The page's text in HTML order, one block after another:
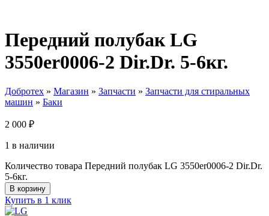
Передний полубак LG
3550er0006-2 Dir.Dr. 5-6кг.
Добротех » Магазин » Запчасти » Запчасти для стиральных
машин » Баки
2 000 ₽
1 в наличии
Количество товара Передний полубак LG 3550er0006-2 Dir.Dr.
5-6кг.
В корзину
Купить в 1 клик